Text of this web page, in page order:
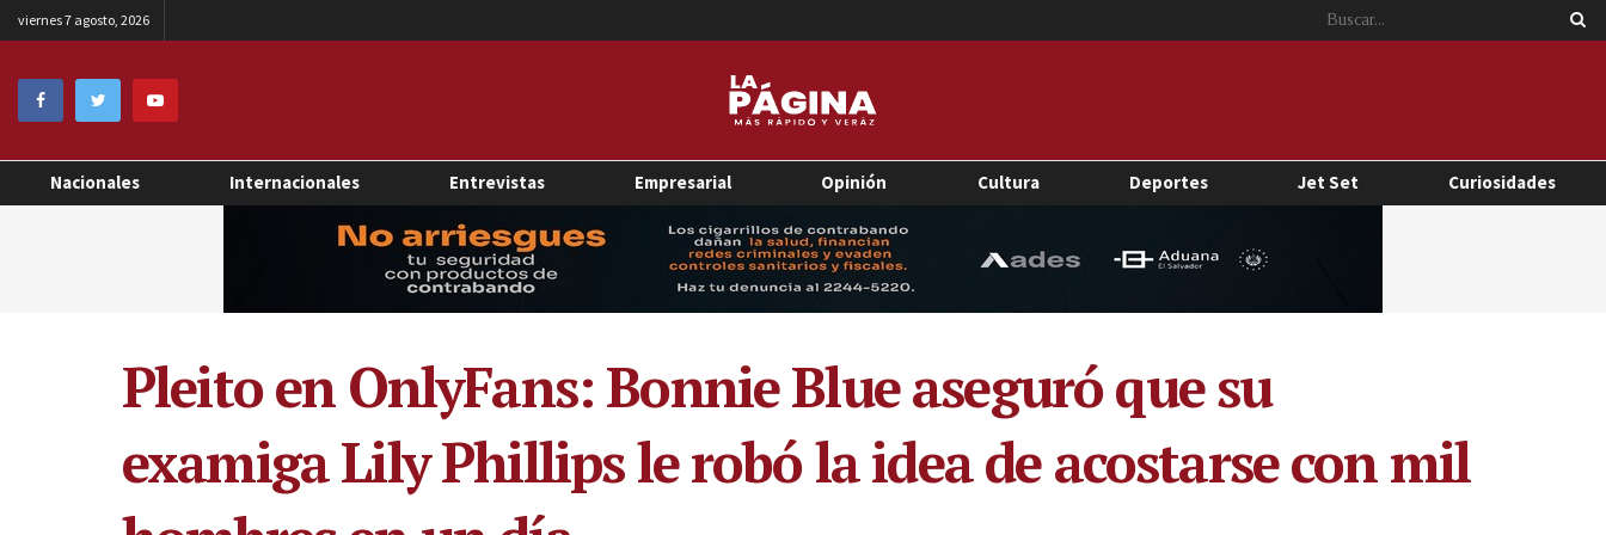
viernes 7 agosto, 2026
Nacionales Internacionales Entrevistas Empresarial Opinión Cultura Deportes Jet Set Curiosidades
Pleito en OnlyFans: Bonnie Blue aseguró que su
examiga Lily Phillips le robó la idea de acostarse con mil